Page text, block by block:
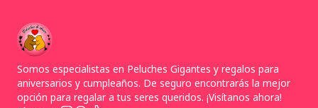
Somos especialistas en Peluches Gigantes y regalos para
aniversarios y cumpleaños. De seguro encontrarás la mejor
opción para regalar a tus seres queridos. ¡Visítanos ahora!